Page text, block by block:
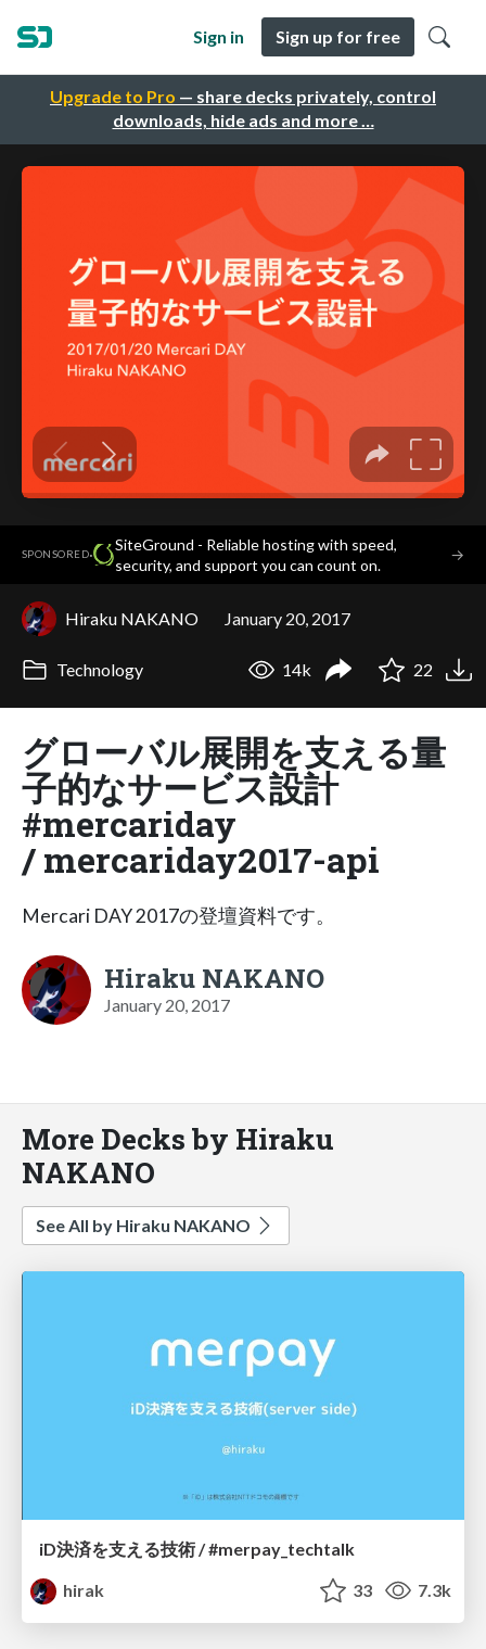
Upgrade to Pro — share decks privately, control
downloads, hide ads and more …
Sign in Sign up for free
SPONSORED·
SiteGround - Reliable hosting with speed,
security, and support you can count on.
→
Hiraku NAKANO January 20, 2017
Technology 14k 22
グローバル展開を支える量
子的なサービス設計
#mercariday
/ mercariday2017-api
Mercari DAY 2017の登壇資料です。
Hiraku NAKANO
January 20, 2017
More Decks by Hiraku
NAKANO
See All by Hiraku NAKANO
iD決済を支える技術 / #merpay_techtalk
hirak
33 7.3k